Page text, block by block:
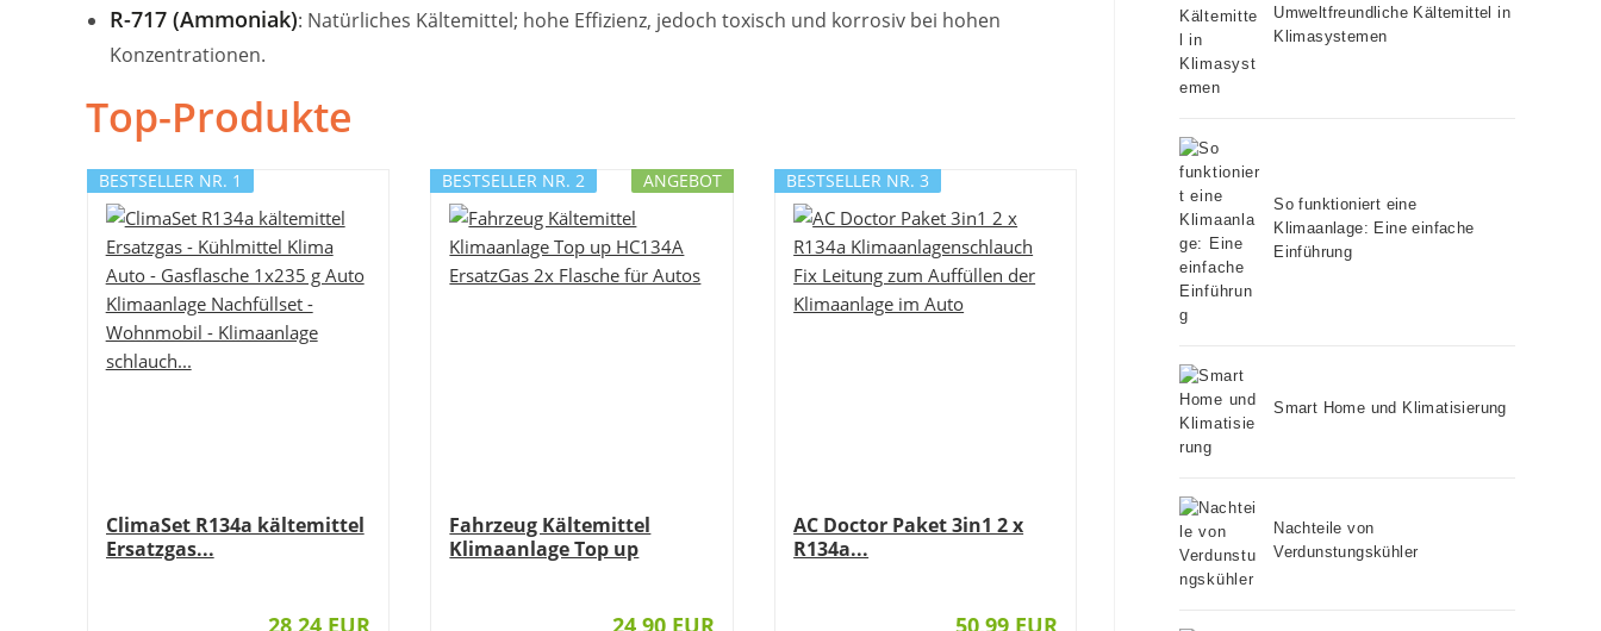
R-717 (Ammoniak): Natürliches Kältemittel; hohe Effizienz, jedoch toxisch und korrosiv bei hohen
Konzentrationen.
Top-Produkte
BESTSELLER NR. 1
ClimaSet R134a kältemittel
Ersatzgas...
28,24 EUR
ANGEBOT
BESTSELLER NR. 2
Fahrzeug Kältemittel
Klimaanlage Top up
24,90 EUR
BESTSELLER NR. 3
AC Doctor Paket 3in1 2 x
R134a...
50,99 EUR
Umweltfreundliche Kältemittel in
Klimasystemen
So funktioniert eine
Klimaanlage: Eine einfache
Einführung
Smart Home und Klimatisierung
Nachteile von
Verdunstungskühler